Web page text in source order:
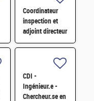
Coordinateur
inspection et
adjoint directeur
qualité/inspection
CDI -
Ingénieur.e -
Chercheur.se en